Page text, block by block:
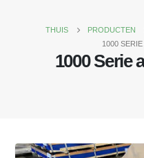
THUIS PRODUCTEN
1000
1000 Serie